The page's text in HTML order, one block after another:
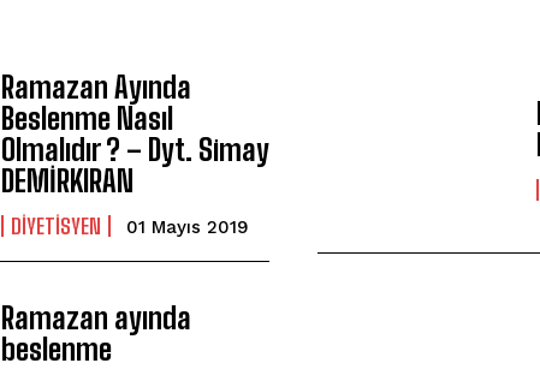
Ramazan Ayında
Beslenme Nasıl
Olmalıdır ? – Dyt. Simay
DEMİRKIRAN
DIYETISYEN 01 Mayıs 2019
Ramazan ayında
beslenme